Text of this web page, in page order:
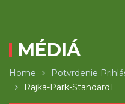
MÉDIÁ
Home
Potvrdenie
Rajka-Park-Standard1